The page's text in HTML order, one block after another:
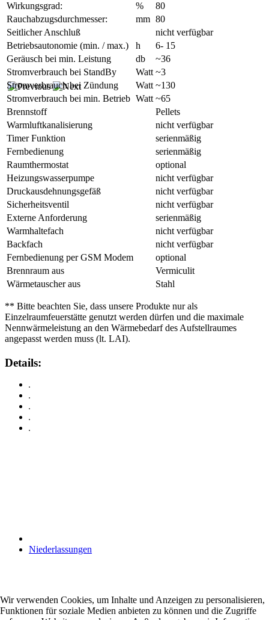
Wirkungsgrad:
%
80
Rauchabzugsdurchmesser:
mm 80
Seitlicher Anschluß
nicht verfügbar
Betriebsautonomie (min. / max.)
h
6- 15
Geräusch bei min. Leistung
db
~36
Stromverbrauch bei StandBy
Watt ~3
Stromverbrauch bei Zündung
Watt ~130
Stromverbrauch bei min. Betrieb Watt ~65
Brennstoff
Pellets
Warmluftkanalisierung
nicht verfügbar
Timer Funktion
serienmäßig
Fernbedienung
serienmäßig
Raumthermostat
optional
Heizungswasserpumpe
nicht verfügbar
Druckausdehnungsgefäß
nicht verfügbar
Sicherheitsventil
nicht verfügbar
Externe Anforderung
serienmäßig
Warmhaltefach
nicht verfügbar
Backfach
nicht verfügbar
Fernbedienung per GSM Modem
optional
Brennraum aus
Vermiculit
Wärmetauscher aus
Stahl
** Bitte beachten Sie, dass unsere Produkte nur als
Einzelraumfeuerstätte genutzt werden dürfen und die maximale
Nennwärmeleistung an den Wärmebedarf des Aufstellraumes
angepasst werden muss (lt. LAI).
Details:
Niederlassungen
Impressum
AGB und Kundeninformation
Wir verwenden Cookies, um Inhalte und Anzeigen zu personalisieren,
Funktionen für soziale Medien anbieten zu können und die Zugriffe